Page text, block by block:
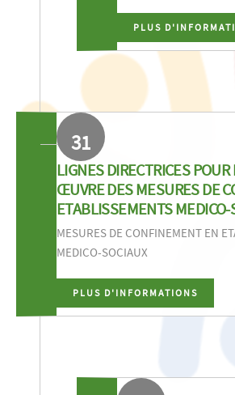
PLUS
31
LIGNES DIRECTRICES
ŒUVRE DES MESURES DE
ETABLISSEMENTS MEDICO-
MESURES DE CONFINEMENT EN
MEDICO-SOCIAUX
PLUS D'INFORMATIONS